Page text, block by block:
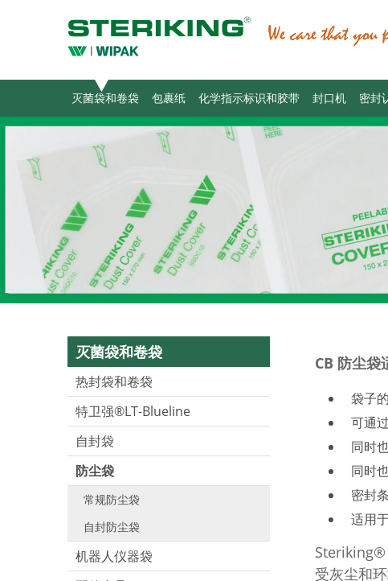
灭菌袋和卷袋 包裹纸 化学指示标识和胶带 封口机 密封
灭菌袋和卷袋
热封袋和卷袋
特卫强®LT-Blueline
自封袋
防尘袋
常规防尘袋
自封防尘袋
机器人仪器袋
CB 防尘袋
袋子
可通
同时
同时
密封
适用
Steriking®
受灰尘和